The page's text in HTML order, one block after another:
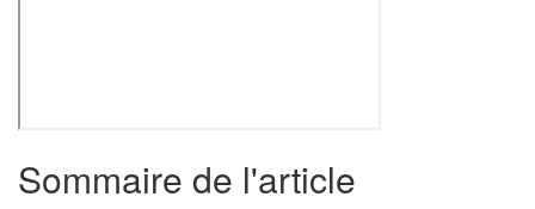
Sommaire de l'article